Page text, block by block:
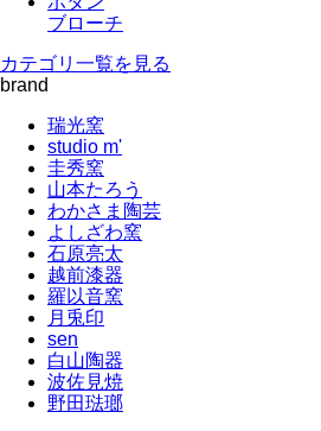
ブローチ
カテゴリ一覧を見る
brand
瑞光窯
studio m'
圭秀窯
山本たろう
わかさま陶芸
よしざわ窯
石原亮太
越前漆器
羅以音窯
月兎印
sen
白山陶器
波佐見焼
野田琺瑯